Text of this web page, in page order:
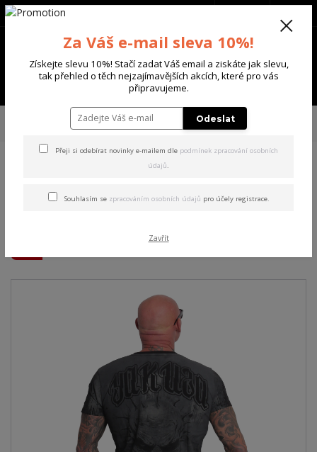
Menu
+420 702 136 620
TRIKA & TÍLKA
Yakuza pánské tričko Winners Allover
Winners Allover Regular T-
Za Váš e-mail sleva 10%!
Získejte slevu 10%! Stačí zadat Váš email a ziskáte jak slevu,
tak přehled o těch nejzajímavějších akcích, které pro vás
připravujeme.
Odeslat
Přeji si odebírat novinky e-mailem dle podmínek zpracování osobních
údajů.
Souhlasím se zpracováním osobních údajů pro účely registrace.
Zavřít